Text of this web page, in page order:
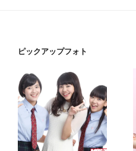
ピックアップフォト